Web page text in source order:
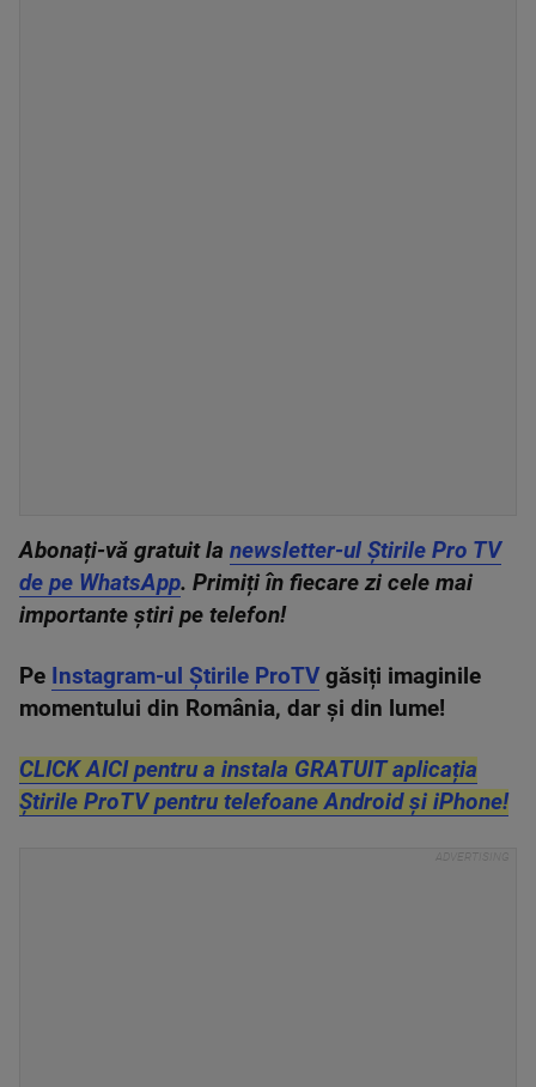
Abonați-vă gratuit la newsletter-ul Știrile Pro TV
de pe WhatsApp. Primiți în fiecare zi cele mai
importante știri pe telefon!
Pe Instagram-ul Știrile ProTV găsiți imaginile
momentului din România, dar și din lume!
CLICK AICI pentru a instala GRATUIT aplicația
Știrile ProTV pentru telefoane Android și iPhone!